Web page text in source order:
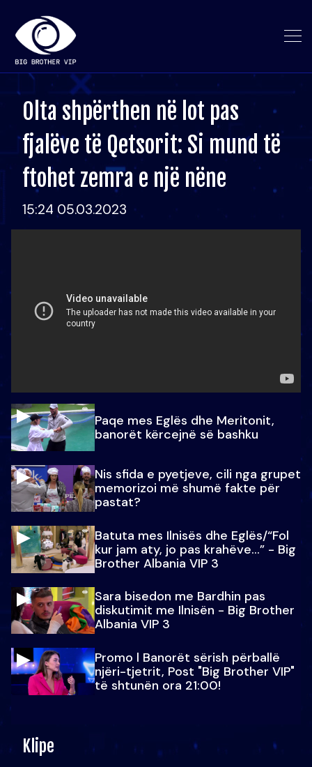
Olta shpërthen në lot pas
fjalëve të Qetsorit: Si mund të
ftohet zemra e një nëne
15:24 05.03.2023
Paqe mes Eglës dhe Meritonit,
banorët kërcejnë së bashku
Nis sfida e pyetjeve, cili nga grupet
memorizoi më shumë fakte për
pastat?
Batuta mes Ilnisës dhe Eglës/“Fol
kur jam aty, jo pas krahëve…” - Big
Brother Albania VIP 3
Sara bisedon me Bardhin pas
diskutimit me Ilnisën - Big Brother
Albania VIP 3
Promo l Banorët sërish përballë
njëri-tjetrit, Post "Big Brother VIP"
të shtunën ora 21:00!
Klipe